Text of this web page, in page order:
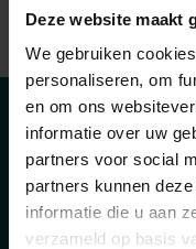
Deze website maakt
We gebruiken
personaliseren, om
en om ons
informatie over uw
partners voor social
partners kunnen
informatie die u aan
verzameld op basis
Bekijk volledige
View full fingerprint
Bekijk volledige
Blijf
van
Schrijf je in voor